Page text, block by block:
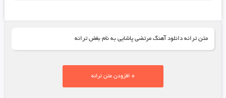
متن ترانه دانلود آهنگ مرتضی پاشایی به نام بغض ترانه
+ افزودن متن ترانه